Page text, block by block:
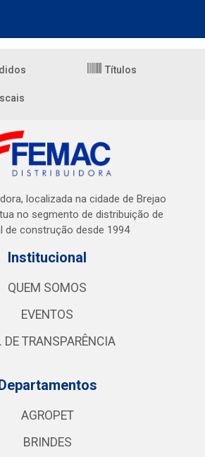
Títulos
localizada na cidade de Brejao
no segmento de distribuição de
de construção desde 1994
Institucional
QUEM SOMOS
EVENTOS
DE TRANSPARÊNCIA
AGROPET
BRINDES